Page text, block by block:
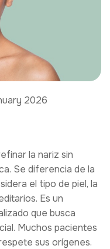
2026
la nariz sin
Se diferencia de la
el tipo de piel, la
Es un
que busca
Muchos pacientes
sus orígenes.